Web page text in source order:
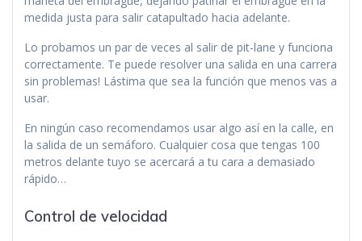
medida justa para salir catapultado hacia adelante.
Lo probamos un par de veces al salir de pit-lane y funciona
correctamente. Te puede resolver una salida en una carrera
sin problemas! Lástima que sea la función que menos vas a
usar.
En ningún caso recomendamos usar algo así en la calle, en
la salida de un semáforo. Cualquier cosa que tengas 100
metros delante tuyo se acercará a tu cara a demasiado
rápido…
Control de velocidad